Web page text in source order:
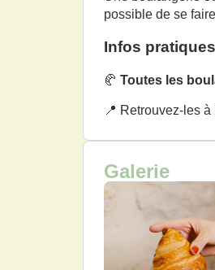
possible de se
Infos pratiques
🥐 Toutes les
📍 Retrouvez-les à
Galerie